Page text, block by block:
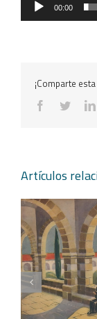
00:00
¡Comparte
facebooktwitter
Artículos
Blasco
y